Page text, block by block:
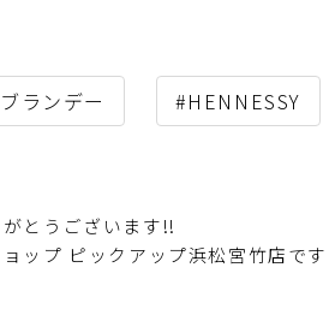
ランデー #HENNESSY
とうございます!!
ップ ピックアップ浜松宮竹店です